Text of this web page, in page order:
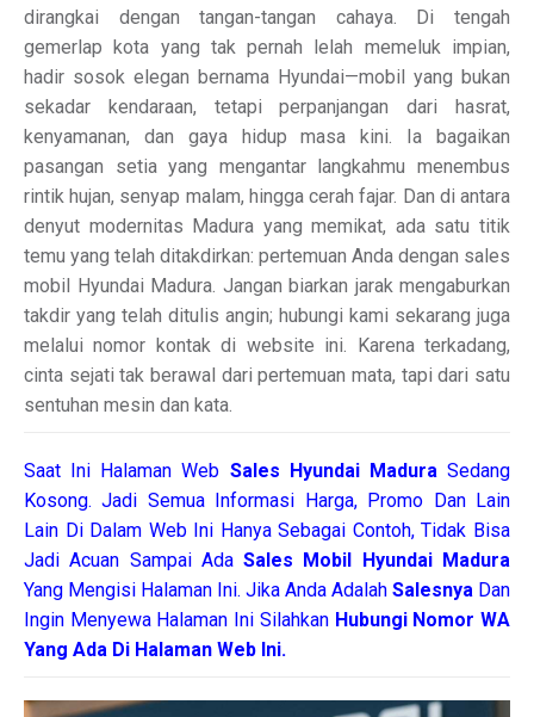
dirangkai dengan tangan-tangan cahaya. Di tengah
gemerlap kota yang tak pernah lelah memeluk impian,
hadir sosok elegan bernama Hyundai—mobil yang bukan
sekadar kendaraan, tetapi perpanjangan dari hasrat,
kenyamanan, dan gaya hidup masa kini. Ia bagaikan
pasangan setia yang mengantar langkahmu menembus
rintik hujan, senyap malam, hingga cerah fajar. Dan di antara
denyut modernitas Madura yang memikat, ada satu titik
temu yang telah ditakdirkan: pertemuan Anda dengan sales
mobil Hyundai Madura. Jangan biarkan jarak mengaburkan
takdir yang telah ditulis angin; hubungi kami sekarang juga
melalui nomor kontak di website ini. Karena terkadang,
cinta sejati tak berawal dari pertemuan mata, tapi dari satu
sentuhan mesin dan kata.
Saat Ini Halaman Web Sales Hyundai MaduraSedang
Kosong. Jadi Semua Informasi Harga, Promo Dan Lain
Lain Di Dalam Web Ini Hanya Sebagai Contoh, Tidak Bisa
Jadi Acuan Sampai AdaSales Mobil Hyundai Madura
Yang Mengisi Halaman Ini. Jika Anda Adalah Salesnya Dan
Ingin Menyewa Halaman Ini Silahkan Hubungi Nomor WA
Yang Ada Di Halaman Web Ini.